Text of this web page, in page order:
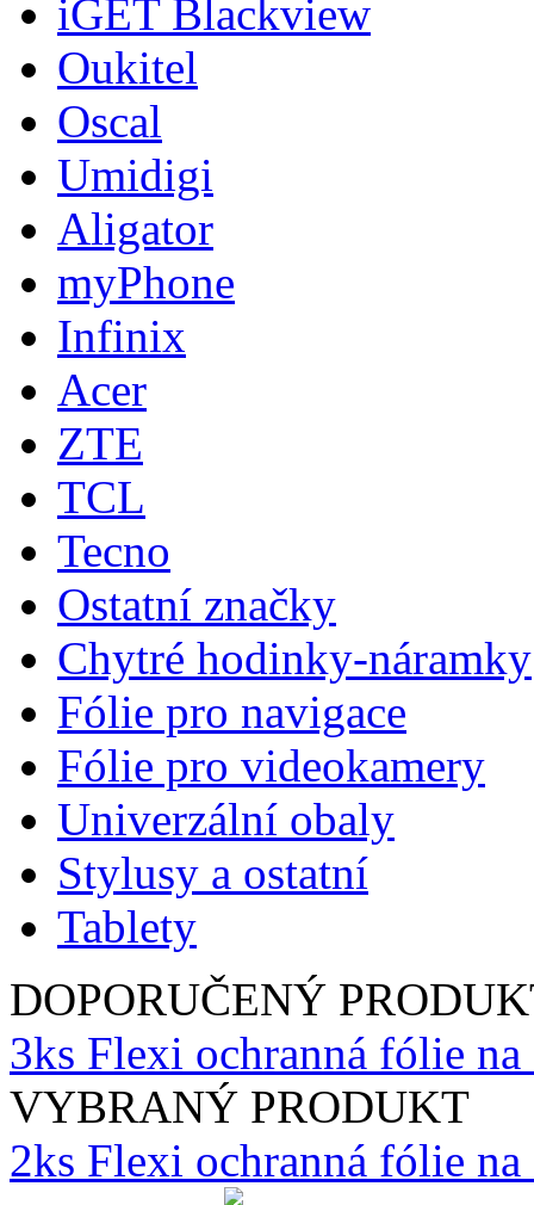
iGET Blackview
Oukitel
Oscal
Umidigi
Aligator
myPhone
Infinix
Acer
ZTE
TCL
Tecno
Ostatní značky
Chytré hodinky-náramky
Fólie pro navigace
Fólie pro videokamery
Univerzální obaly
Stylusy a ostatní
Tablety
DOPORUČENÝ
3ks Flexi ochranná fólie
VYBRANÝ PRODUKT
2ks Flexi ochranná fólie